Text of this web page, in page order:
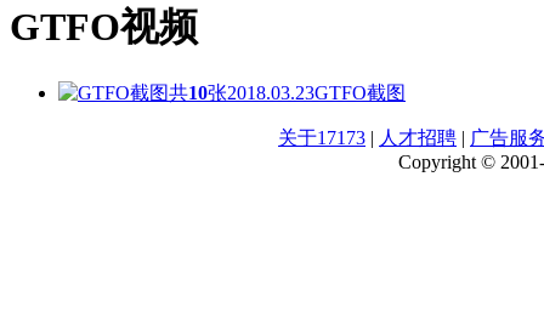
GTFO视频
共10张2018.03.23GTFO截图
关于17173 | 人才招聘 | 广告服
Copyright ©